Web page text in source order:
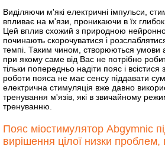
Виділяючи м'які електричні імпульси,
впливає на м'язи, проникаючи в їх
Цей вплив схожий з природною
починають скорочуватися і
темпі. Таким чином, створюються умови
при якому саме від Вас не потрібно
тільки попередньо надіти пояс і
роботи пояса не має сенсу піддавати
електрична стимуляція вже давно
тренування м'язів, які в звичайному
тренуванню.
Пояс міостимулятор Аbgymnic
вирішення цілої низки проблем,